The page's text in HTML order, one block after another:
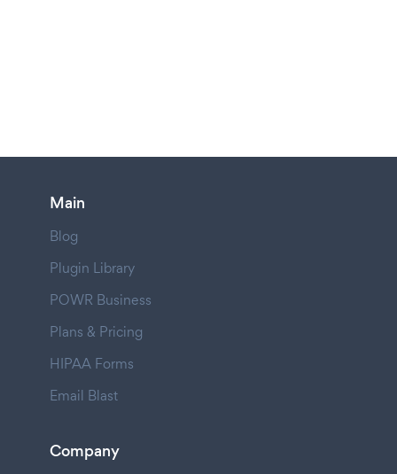
Main
Blog
Plugin Library
POWR Business
Plans & Pricing
HIPAA Forms
Email Blast
Company